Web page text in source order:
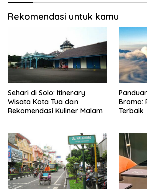
Rekomendasi untuk kamu
Sehari di Solo: Itinerary
Wisata Kota Tua dan
Rekomendasi Kuliner Malam
Bromo:
Terbaik